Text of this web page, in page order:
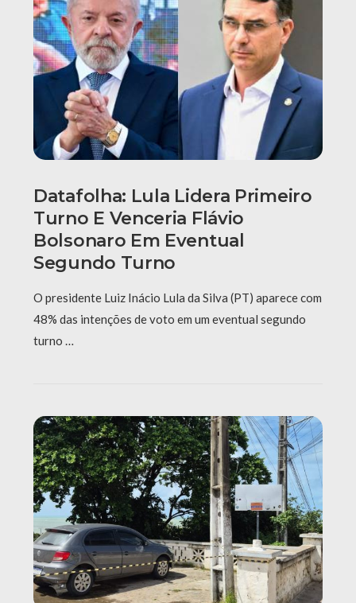
Datafolha: Lula Lidera Primeiro
Turno E Venceria Flávio
Bolsonaro Em Eventual
Segundo Turno
O presidente Luiz Inácio Lula da Silva (PT) aparece com
48% das intenções de voto em um eventual segundo
turno …